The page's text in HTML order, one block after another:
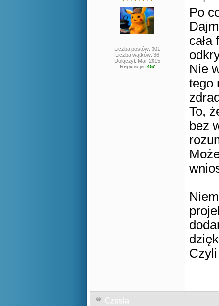
Liczba postów: 301
Liczba wątków: 36
Dołączył: Mar 2015
Reputacja: 457
Po
Nie
tego
To,
bez
Czesia